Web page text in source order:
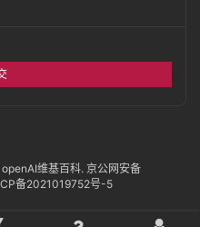
openAI维基百科. 京公网安备
备2021019752号-5